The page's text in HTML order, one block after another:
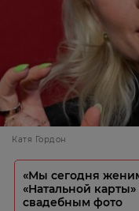
Катя Гордон
«Мы сегодня
«Натальной
свадебным фото